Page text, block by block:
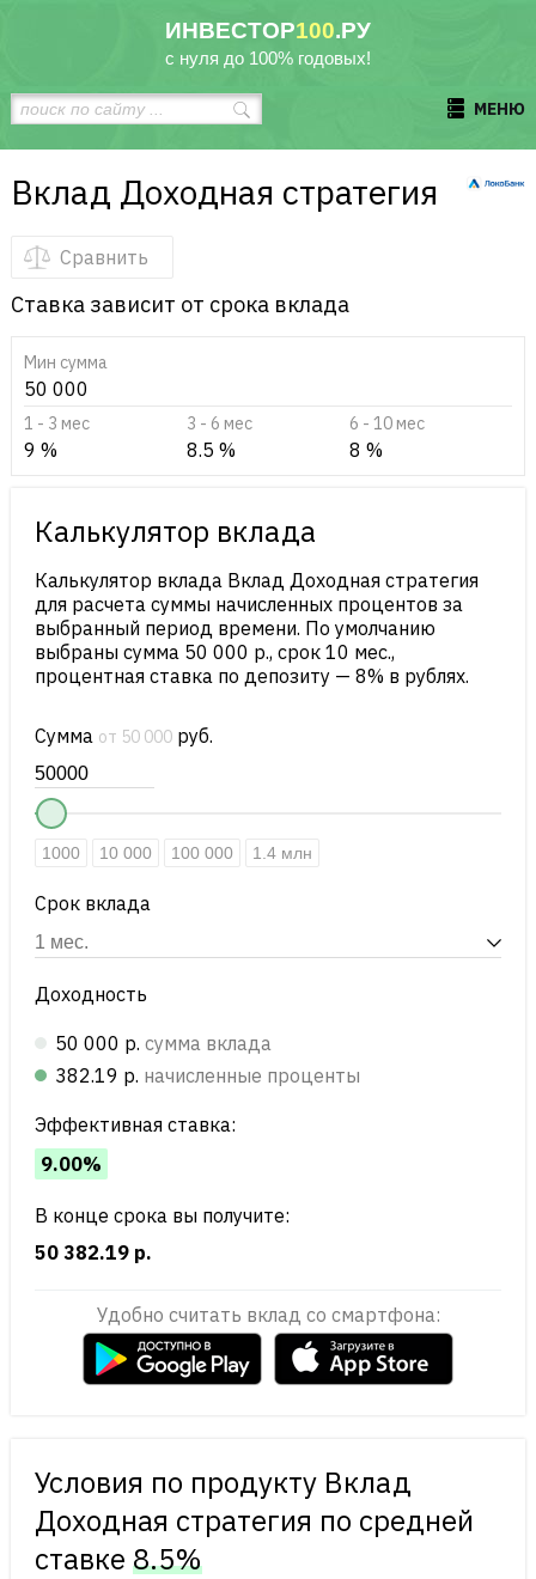
ИНВЕСТОР100.РУ
с нуля до 100% годовых!
МЕНЮ
Вклад Доходная стратегия
Сравнить
Ставка зависит от срока вклада
Мин сумма
50 000
1 - 3 мес
9 %
3 - 6 мес
8.5 %
6 - 10 мес
8 %
Калькулятор вклада
Калькулятор вклада Вклад Доходная стратегия
для расчета суммы начисленных процентов за
выбранный период времени. По умолчанию
выбраны сумма 50 000 р., срок 10 мес.,
процентная ставка по депозиту — 8% в рублях.
Сумма от 50 000руб.
1000 10 000 100 000 1.4 млн
Срок вклада
Доходность
50 000 р. сумма вклада
382.19 р. начисленные проценты
Эффективная ставка:
9.00%
В конце срока вы получите:
50 382.19 р.
Удобно считать вклад со смартфона:
Условия по продукту Вклад
Доходная стратегия по cредней
ставке 8.5%